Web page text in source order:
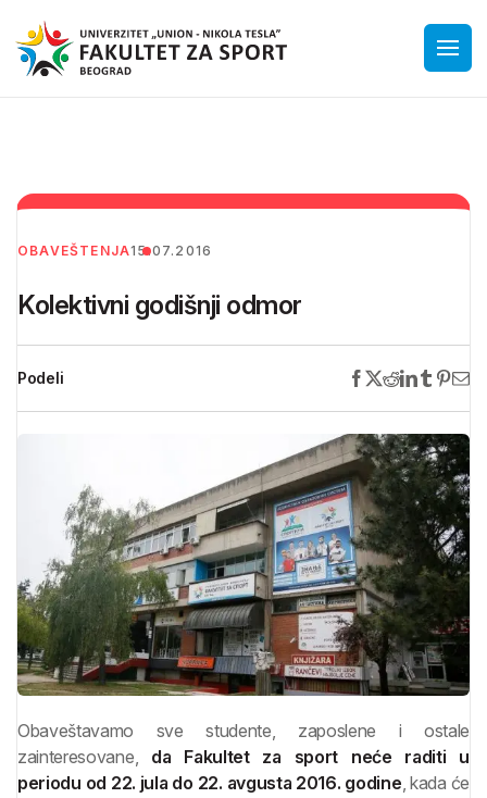
OBAVEŠTENJA15.07.2016
Kolektivni godišnji odmor
Podeli
Obaveštavamo sve studente, zaposlene i ostale
zainteresovane, da Fakultet za sport neće raditi u
periodu od 22. jula do 22. avgusta 2016. godine, kada će